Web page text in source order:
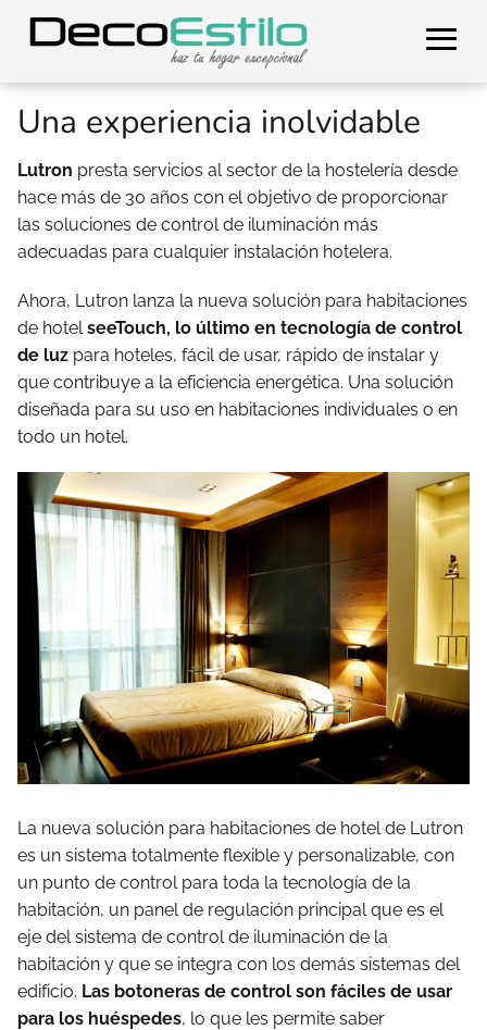
Una experiencia inolvidable
Lutron presta servicios al sector de la hostelería desde
hace más de 30 años con el objetivo de proporcionar
las soluciones de control de iluminación más
adecuadas para cualquier instalación hotelera.
Ahora, Lutron lanza la nueva solución para habitaciones
de hotelseeTouch, lo último en tecnología de control
de luz para hoteles, fácil de usar, rápido de instalar y
que contribuye a la eficiencia energética. Una solución
diseñada para su uso en habitaciones individuales o en
todo un hotel.
La nueva solución para habitaciones de hotel de Lutron
es un sistema totalmente flexible y personalizable, con
un punto de control para toda la tecnología de la
habitación, un panel de regulación principal que es el
eje del sistema de control de iluminación de la
habitación y que se integra con los demás sistemas del
edificio. Las botoneras de control son fáciles de usar
para los huéspedes, lo que les permite saber